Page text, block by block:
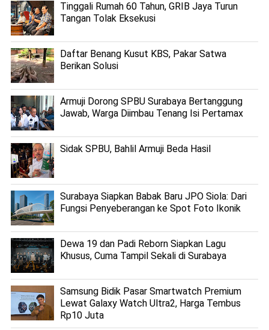
Tinggali Rumah 60 Tahun, GRIB Jaya Turun
Tangan Tolak Eksekusi
Daftar Benang Kusut KBS, Pakar Satwa
Berikan Solusi
Armuji Dorong SPBU Surabaya Bertanggung
Jawab, Warga Diimbau Tenang Isi Pertamax
Sidak SPBU, Bahlil Armuji Beda Hasil
Surabaya Siapkan Babak Baru JPO Siola: Dari
Fungsi Penyeberangan ke Spot Foto Ikonik
Dewa 19 dan Padi Reborn Siapkan Lagu
Khusus, Cuma Tampil Sekali di Surabaya
Samsung Bidik Pasar Smartwatch Premium
Lewat Galaxy Watch Ultra2, Harga Tembus
Rp10 Juta